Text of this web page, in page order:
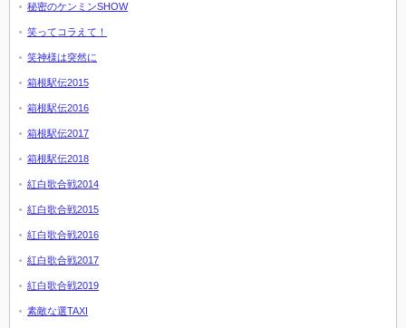
秘密のケンミンSHOW
笑ってコラえて！
笑神様は突然に
箱根駅伝2015
箱根駅伝2016
箱根駅伝2017
箱根駅伝2018
紅白歌合戦2014
紅白歌合戦2015
紅白歌合戦2016
紅白歌合戦2017
紅白歌合戦2019
素敵な選TAXI